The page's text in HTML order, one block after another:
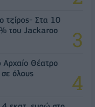
τζίρος- Στα 10
του Jackaroo
Θέατρο
σε όλους